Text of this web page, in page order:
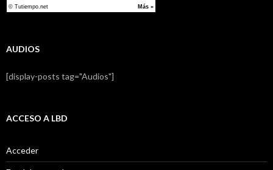
AUDIOS
[display-posts tag="Audios"]
ACCESO A LBD
Acceder